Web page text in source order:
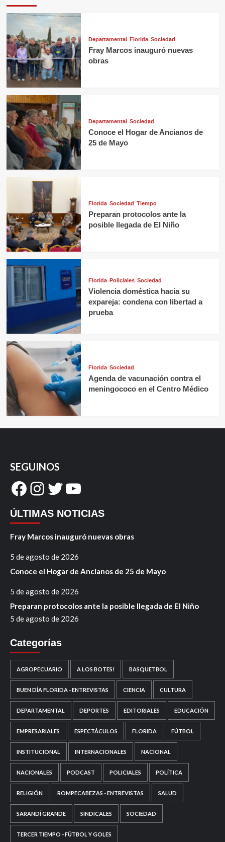
Departamental Florida Sociedad
Fray Marcos inauguró nuevas
obras
Departamental Sociedad
Conoce el Hogar de Ancianos de
25 de Mayo
Florida Sociedad Tiempo
Preparan protocolos ante la
posible llegada de El Niño
Florida Policiales Sociedad
Violencia doméstica hacia su
expareja: condena con libertad a
prueba
Florida Sociedad
Agenda de vacunación contra el
meningococo en el Centro Médico
SEGUINOS
Facebook
Instagram
Twitter
YouTube
ÚLTIMAS NOTICIAS
Fray Marcos inauguró nuevas obras
5 de agosto de 2026
Conoce el Hogar de Ancianos de 25 de Mayo
5 de agosto de 2026
Preparan protocolos ante la posible llegada de El Niño
5 de agosto de 2026
Categorías
AGROPECUARIO A LOS BOTES! BASQUETBOL
BUEN DÍA FLORIDA - ENTREVISTAS CIENCIA CULTURA
DEPARTAMENTAL DEPORTES EDITORIALES EDUCACIÓN
EMPRESARIALES ESPECTÁCULOS FLORIDA FÚTBOL
INSTITUCIONAL INTERNACIONALES NACIONAL
NACIONALES PODCAST POLICIALES POLÍTICA
RELIGIÓN ROMPECABEZAS - ENTREVISTAS SALUD
SARANDÍ GRANDE SINDICALES SOCIEDAD
TERCER TIEMPO - FÚTBOL Y GOLES